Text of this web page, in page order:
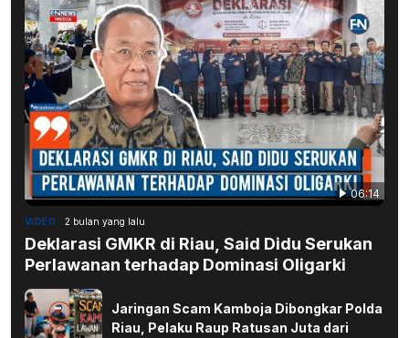
06:14
VIDEO 2 bulan yang lalu
Deklarasi GMKR di Riau, Said Didu Serukan
Perlawanan terhadap Dominasi Oligarki
Jaringan Scam Kamboja Dibongkar Polda
Riau, Pelaku Raup Ratusan Juta dari